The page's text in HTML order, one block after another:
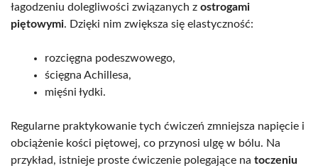
łagodzeniu dolegliwości związanych z ostrogami
piętowymi. Dzięki nim zwiększa się elastyczność:
rozcięgna podeszwowego,
ścięgna Achillesa,
mięśni łydki.
Regularne praktykowanie tych ćwiczeń zmniejsza napięcie i
obciążenie kości piętowej, co przynosi ulgę w bólu. Na
przykład, istnieje proste ćwiczenie polegające na toczeniu